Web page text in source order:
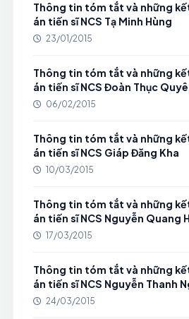
Thông tin tóm tắt và những
án tiến sĩ NCS Tạ Minh Hùng
23/01/2015
Thông tin tóm tắt và những
án tiến sĩ NCS Đoàn Thục
06/02/2015
Thông tin tóm tắt và những
án tiến sĩ NCS Giáp Đăng Kha
10/03/2015
Thông tin tóm tắt và những
án tiến sĩ NCS Nguyễn Quang
17/03/2015
Thông tin tóm tắt và những
án tiến sĩ NCS Nguyễn Thanh
24/03/2015